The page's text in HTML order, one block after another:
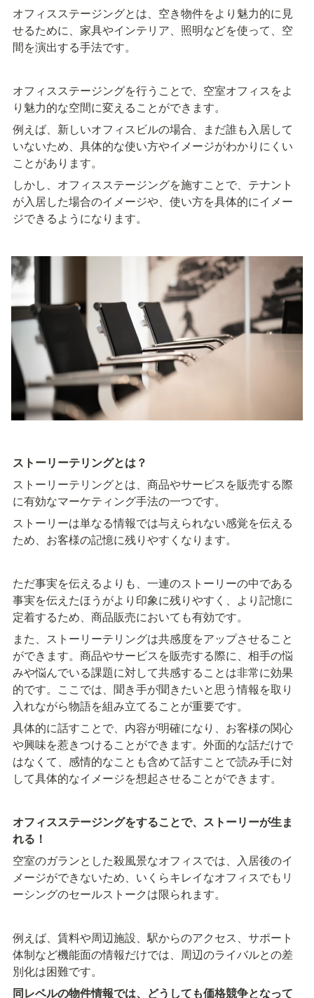
オフィスステージングとは、空き物件をより魅力的に見
せるために、家具やインテリア、照明などを使って、空
間を演出する手法です。
オフィスステージングを行うことで、空室オフィスをよ
り魅力的な空間に変えることができます。
例えば、新しいオフィスビルの場合、まだ誰も入居して
いないため、具体的な使い方やイメージがわかりにくい
ことがあります。
しかし、オフィスステージングを施すことで、テナント
が入居した場合のイメージや、使い方を具体的にイメー
ジできるようになります。
ストーリーテリングとは？
ストーリーテリングとは、商品やサービスを販売する際
に有効なマーケティング手法の一つです。
ストーリーは単なる情報では与えられない感覚を伝える
ため、お客様の記憶に残りやすくなります。
ただ事実を伝えるよりも、一連のストーリーの中である
事実を伝えたほうがより印象に残りやすく、より記憶に
定着するため、商品販売においても有効です。
また、ストーリーテリングは共感度をアップさせること
ができます。商品やサービスを販売する際に、相手の悩
みや悩んでいる課題に対して共感することは非常に効果
的です。ここでは、聞き手が聞きたいと思う情報を取り
入れながら物語を組み立てることが重要です。
具体的に話すことで、内容が明確になり、お客様の関心
や興味を惹きつけることができます。外面的な話だけで
はなくて、感情的なことも含めて話すことで読み手に対
して具体的なイメージを想起させることができます。
オフィスステージングをすることで、ストーリーが生ま
れる！
空室のガランとした殺風景なオフィスでは、入居後のイ
メージができないため、いくらキレイなオフィスでもリ
ーシングのセールストークは限られます。
例えば、賃料や周辺施設、駅からのアクセス、サポート
体制など機能面の情報だけでは、周辺のライバルとの差
別化は困難です。
同レベルの物件情報では、どうしても価格競争となって